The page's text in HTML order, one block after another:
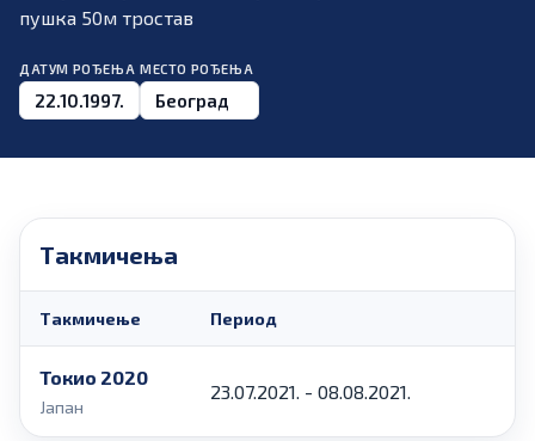
пушка 50м тростав
ДАТУМ РОЂЕЊА
22.10.1997.
МЕСТО РОЂЕЊА
Београд
Такмичења
Такмичење Период
Токио 2020
Јапан
23.07.2021. - 08.08.2021.